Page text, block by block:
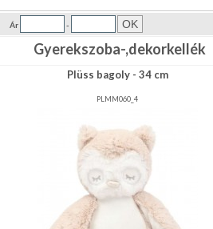
Ár -
Gyerekszoba-,dekorkellék
Plüss bagoly - 34 cm
PLMM060_4